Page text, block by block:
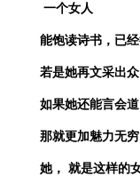
一个女人
能饱读诗书，已
若是她再文采出
如果她还能言会道
那就更加魅力无
她， 就是这样的